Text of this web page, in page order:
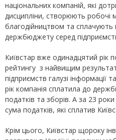
національних компаній, які
дисципліни, створюють робочі
благодійництвом та сплачують
держбюджету серед підприємств
Київстар вже одинадцятий рік
рейтингу з найвищим
підприємств галузі інформації
рік компанія сплатила до
податків та зборів. А за 23
сума податків, які сплатив
Крім цього, Київстар щороку